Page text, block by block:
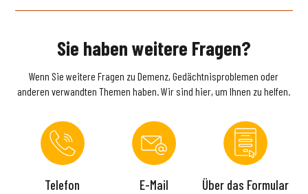
Sie haben weitere Fragen?
Wenn Sie weitere Fragen zu Demenz, Gedächtnisproblemen oder
anderen verwandten Themen haben. Wir sind hier, um Ihnen zu helfen.
Telefon E-Mail Über das Formular